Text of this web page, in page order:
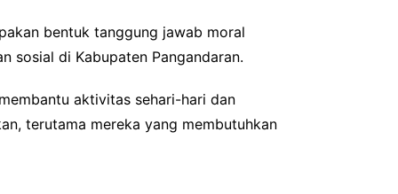
bentuk tanggung jawab moral
sosial di Kabupaten Pangandaran.
aktivitas sehari-hari dan
terutama mereka yang membutuhkan